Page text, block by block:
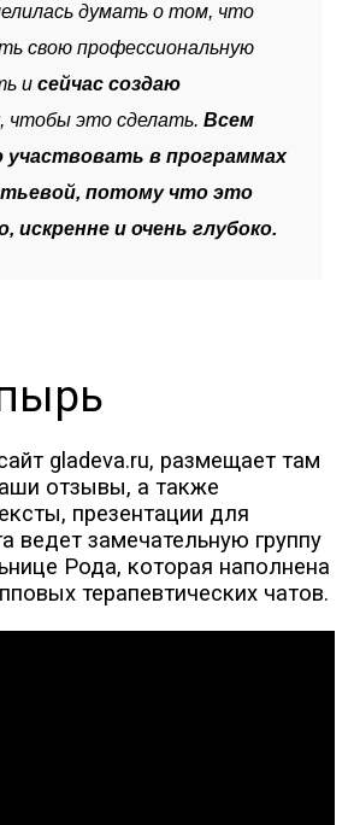
думать о том, что
свою профессиональную
и сейчас создаю
, чтобы это сделать. Всем
участвовать в программах
потому что это
искренне и очень глубоко.
gladeva.ru, размещает там
отзывы, а также
презентации для
ведет замечательную группу
Рода, которая наполнена
терапевтических чатов.